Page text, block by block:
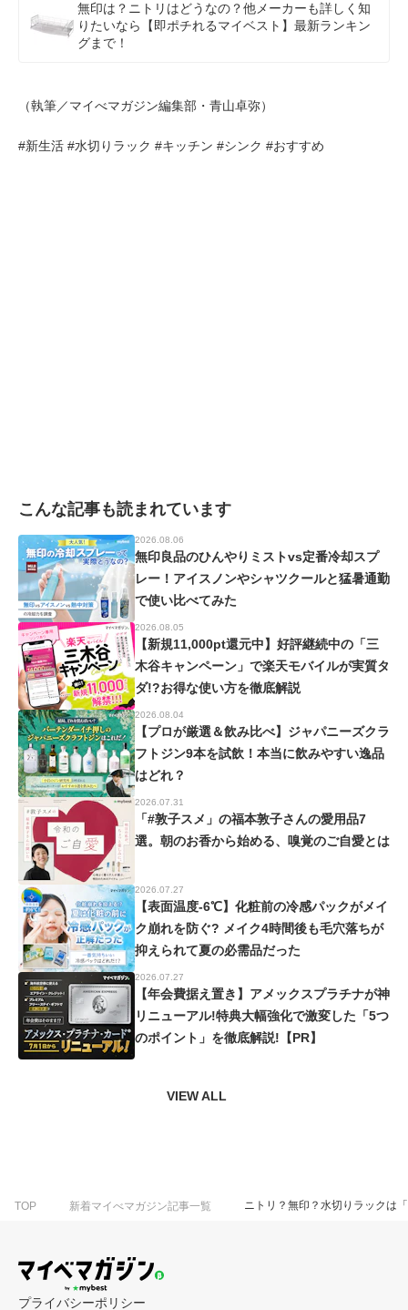
無印は？ニトリはどうなの？他メーカーも詳しく知
りたいなら【即ポチれるマイベスト】最新ランキン
グまで！
（執筆／マイべマガジン編集部・青山卓弥）
#新生活 #水切りラック #キッチン #シンク #おすすめ
こんな記事も読まれています
2026.08.06
無印良品のひんやりミストvs定番冷却スプ
レー！アイスノンやシャツクールと猛暑通勤
で使い比べてみた
2026.08.05
【新規11,000pt還元中】好評継続中の「三
木谷キャンペーン」で楽天モバイルが実質タ
ダ!?お得な使い方を徹底解説
2026.08.04
【プロが厳選＆飲み比べ】ジャパニーズクラ
フトジン9本を試飲！本当に飲みやすい逸品
はどれ？
2026.07.31
「#敦子スメ」の福本敦子さんの愛用品7
選。朝のお香から始める、嗅覚のご自愛とは
2026.07.27
【表面温度-6℃】化粧前の冷感パックがメイ
ク崩れを防ぐ? メイク4時間後も毛穴落ちが
抑えられて夏の必需品だった
2026.07.27
【年会費据え置き】アメックスプラチナが神
リニューアル!特典大幅強化で激変した「5つ
のポイント」を徹底解説!【PR】
VIEW ALL
TOP 新着マイべマガジン記事一覧 ニトリ？無印？水切りラックは
プライバシーポリシー